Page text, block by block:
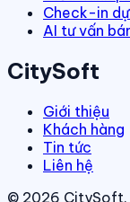
Check-in
AI tư vấn
CitySoft
Giới thiệu
Khách hàng
Tin tức
Liên hệ
© 2026 CitySoft.